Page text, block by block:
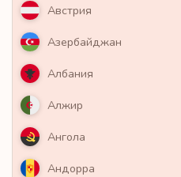
Австрия
Азербайджан
Албания
Алжир
Ангола
Андорра